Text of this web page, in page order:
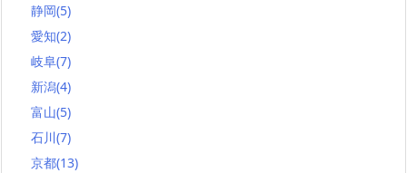
静岡(5)
愛知(2)
岐阜(7)
新潟(4)
富山(5)
石川(7)
京都(13)